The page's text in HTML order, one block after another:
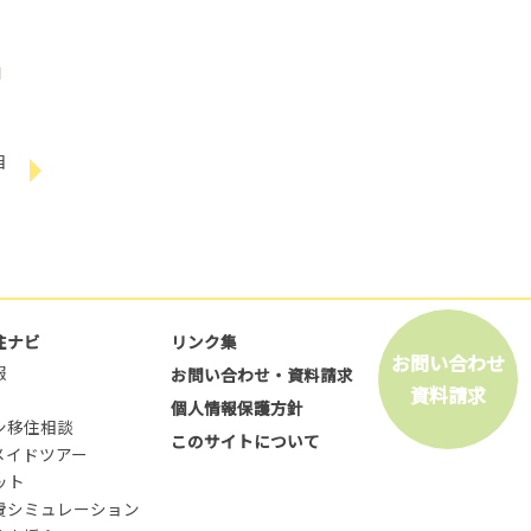
ナビ
移住相談
ドツアー
ト
シミュレーション
リンク集
お問い合わせ・資料請求
個人情報保護方針
このサイトについて
お問い合わせ
資料請求